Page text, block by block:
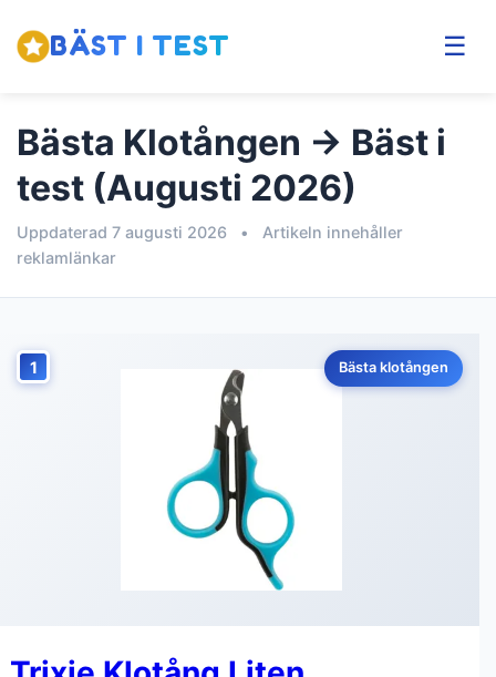
BÄST I TEST ☰
Bästa Klotången → Bäst i
test (Augusti 2026)
Uppdaterad 7 augusti 2026 •
Artikeln innehåller
reklamlänkar
1 Bästa klotången